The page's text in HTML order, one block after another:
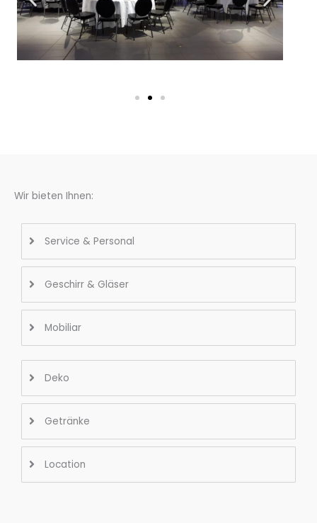
Wir bieten Ihnen:
Service & Personal
Geschirr & Gläser
Mobiliar
Deko
Getränke
Location